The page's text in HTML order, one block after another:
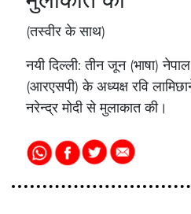
(तस्वीर के साथ)
नयी दिल्ली: तीन जून (भाषा) नेपाल
(आरएसपी) के अध्यक्ष रवि
नरेन्द्र मोदी से मुलाकात की।